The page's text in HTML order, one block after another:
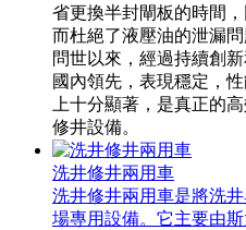
省更換半封閘板的時間
而杜絕了液壓油的泄漏
問世以來，經過持續創
國內領先，表現穩定，
上十分顯著，是真正的
修井設備。
洗井修井兩用車
洗井修井兩用車是將洗
場專用設備。它主要由